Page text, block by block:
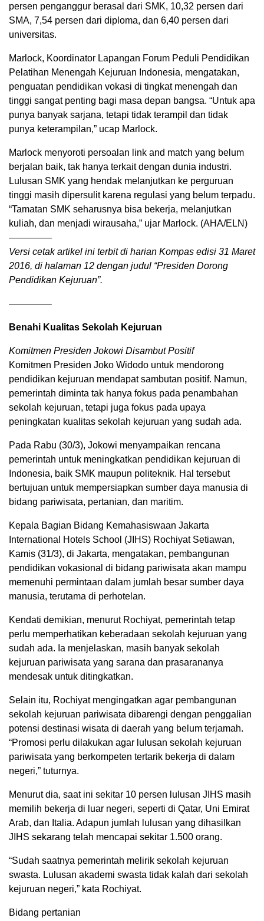
persen penganggur berasal dari SMK, 10,32 persen dari
SMA, 7,54 persen dari diploma, dan 6,40 persen dari
universitas.
Marlock, Koordinator Lapangan Forum Peduli Pendidikan
Pelatihan Menengah Kejuruan Indonesia, mengatakan,
penguatan pendidikan vokasi di tingkat menengah dan
tinggi sangat penting bagi masa depan bangsa. “Untuk apa
punya banyak sarjana, tetapi tidak terampil dan tidak
punya keterampilan,” ucap Marlock.
Marlock menyoroti persoalan link and match yang belum
berjalan baik, tak hanya terkait dengan dunia industri.
Lulusan SMK yang hendak melanjutkan ke perguruan
tinggi masih dipersulit karena regulasi yang belum terpadu.
“Tamatan SMK seharusnya bisa bekerja, melanjutkan
kuliah, dan menjadi wirausaha,” ujar Marlock. (AHA/ELN)
————–
Versi cetak artikel ini terbit di harian Kompas edisi 31 Maret
2016, di halaman 12 dengan judul “Presiden Dorong
Pendidikan Kejuruan”.
————–
Benahi Kualitas Sekolah Kejuruan
Komitmen Presiden Jokowi Disambut Positif
Komitmen Presiden Joko Widodo untuk mendorong
pendidikan kejuruan mendapat sambutan positif. Namun,
pemerintah diminta tak hanya fokus pada penambahan
sekolah kejuruan, tetapi juga fokus pada upaya
peningkatan kualitas sekolah kejuruan yang sudah ada.
Pada Rabu (30/3), Jokowi menyampaikan rencana
pemerintah untuk meningkatkan pendidikan kejuruan di
Indonesia, baik SMK maupun politeknik. Hal tersebut
bertujuan untuk mempersiapkan sumber daya manusia di
bidang pariwisata, pertanian, dan maritim.
Kepala Bagian Bidang Kemahasiswaan Jakarta
International Hotels School (JIHS) Rochiyat Setiawan,
Kamis (31/3), di Jakarta, mengatakan, pembangunan
pendidikan vokasional di bidang pariwisata akan mampu
memenuhi permintaan dalam jumlah besar sumber daya
manusia, terutama di perhotelan.
Kendati demikian, menurut Rochiyat, pemerintah tetap
perlu memperhatikan keberadaan sekolah kejuruan yang
sudah ada. Ia menjelaskan, masih banyak sekolah
kejuruan pariwisata yang sarana dan prasarananya
mendesak untuk ditingkatkan.
Selain itu, Rochiyat mengingatkan agar pembangunan
sekolah kejuruan pariwisata dibarengi dengan penggalian
potensi destinasi wisata di daerah yang belum terjamah.
“Promosi perlu dilakukan agar lulusan sekolah kejuruan
pariwisata yang berkompeten tertarik bekerja di dalam
negeri,” tuturnya.
Menurut dia, saat ini sekitar 10 persen lulusan JIHS masih
memilih bekerja di luar negeri, seperti di Qatar, Uni Emirat
Arab, dan Italia. Adapun jumlah lulusan yang dihasilkan
JIHS sekarang telah mencapai sekitar 1.500 orang.
“Sudah saatnya pemerintah melirik sekolah kejuruan
swasta. Lulusan akademi swasta tidak kalah dari sekolah
kejuruan negeri,” kata Rochiyat.
Bidang pertanian